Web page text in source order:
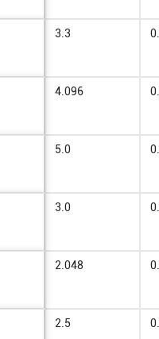
3.3
4.096
5.0
3.0
2.048
2.5